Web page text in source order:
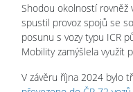
Shodou okolností rovněž
spustil provoz spojů se
posunu s vozy typu ICR
Mobility zamýšlela využít
V závěru října 2024 bylo